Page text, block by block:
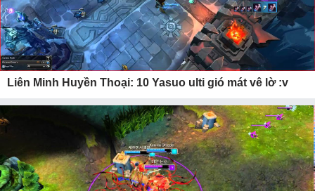
Liên Minh Huyền Thoại: 10 Yasuo ulti gió mát vê lờ :v